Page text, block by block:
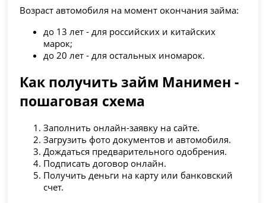
Возраст автомобиля на момент окончания займа:
до 13 лет - для российских и китайских
марок;
до 20 лет - для остальных иномарок.
Как получить займ Манимен -
пошаговая схема
Заполнить онлайн-заявку на сайте.
Загрузить фото документов и автомобиля.
Дождаться предварительного одобрения.
Подписать договор онлайн.
Получить деньги на карту или банковский
счет.